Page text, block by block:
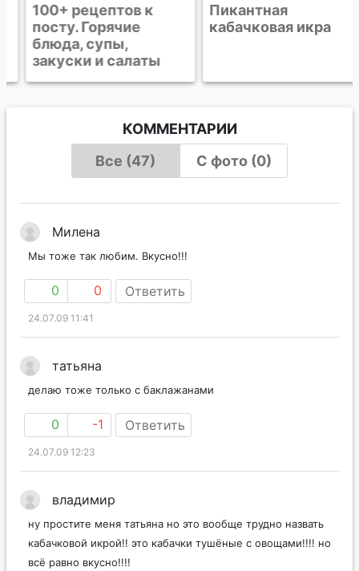
100+ рецептов к
посту. Горячие
блюда, супы,
закуски и салаты
Пикантная
кабачковая икра
КОММЕНТАРИИ
Все (47)
С фото (0)
Милена
Мы тоже так любим. Вкусно!!!
0 0 Ответить
24.07.09 11:41
татьяна
делаю тоже только с баклажанами
0 -1 Ответить
24.07.09 12:23
владимир
ну простите меня татьяна но это вообще трудно назвать
кабачковой икрой!! это кабачки тушёные с овощами!!!! но
всё равно вкусно!!!!